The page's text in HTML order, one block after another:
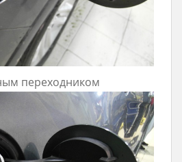
переходником